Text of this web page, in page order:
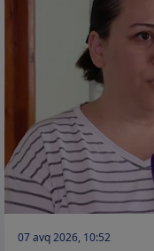
07 avq 2026, 10:52